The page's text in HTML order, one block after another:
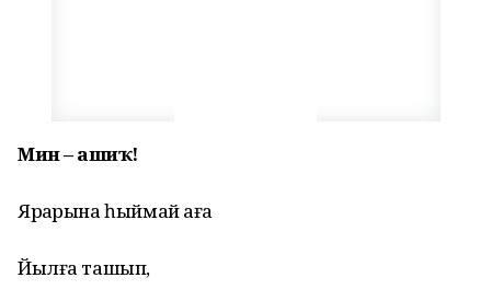
Мин – ғашиҡ!
Ярҙарына һыймай аға
Йылға ташып,